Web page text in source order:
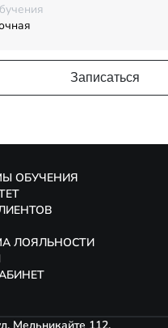
Записаться
ОБУЧЕНИЯ
ЛОЯЛЬНОСТИ